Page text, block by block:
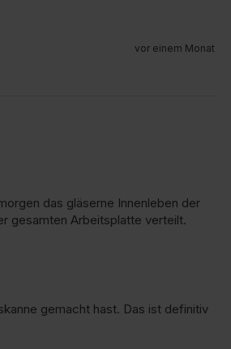
vor einem Monat
das gläserne Innenleben der
gesamten Arbeitsplatte verteilt.
gemacht hast. Das ist definitiv